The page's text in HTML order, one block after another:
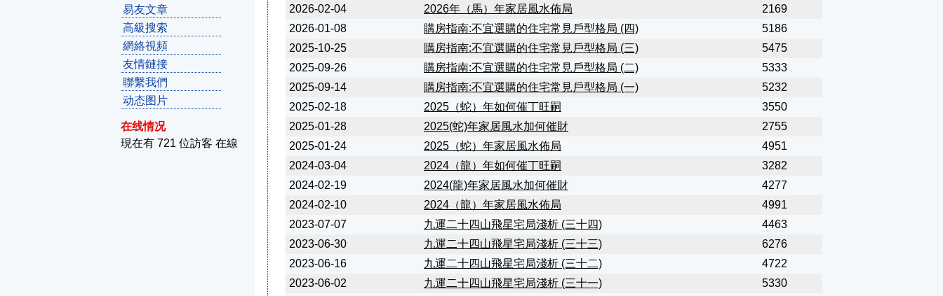
易友文章
高級搜索
網絡視頻
友情鏈接
聯繫我們
动态图片
在线情况
現在有 721 位訪客 在線
2026-02-04
2026年（馬）年家居風水佈局
2169
2026-01-08
購房指南:不宜選購的住宅常見戶型格局 (四)
5186
2025-10-25
購房指南:不宜選購的住宅常見戶型格局 (三)
5475
2025-09-26
購房指南:不宜選購的住宅常見戶型格局 (二)
5333
2025-09-14
購房指南:不宜選購的住宅常見戶型格局 (一)
5232
2025-02-18
2025（蛇）年如何催丁旺嗣
3550
2025-01-28
2025(蛇)年家居風水加何催財
2755
2025-01-24
2025（蛇）年家居風水佈局
4951
2024-03-04
2024（龍）年如何催丁旺嗣
3282
2024-02-19
2024(龍)年家居風水加何催財
4277
2024-02-10
2024（龍）年家居風水佈局
4991
2023-07-07
九運二十四山飛星宅局淺析 (三十四)
4463
2023-06-30
九運二十四山飛星宅局淺析 (三十三)
6276
2023-06-16
九運二十四山飛星宅局淺析 (三十二)
4722
2023-06-02
九運二十四山飛星宅局淺析 (三十一)
5330